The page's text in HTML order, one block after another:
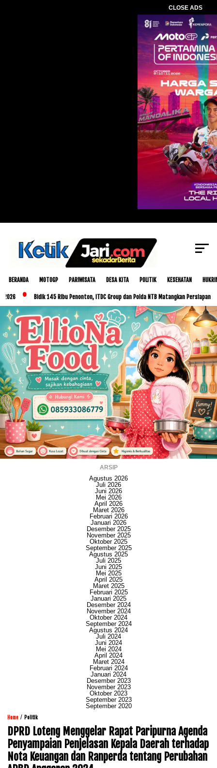
CLOSE ADS
BERANDA MOTOGP PARIWISATA DESA KITA POLITIK KESEHATAN
Bidik 145 Ribu Penonton, ITDC Group dan Polda NTB Matangkan Persiapan MotoGP
ARSIP
Agustus 2026
Juli 2026
Juni 2026
Mei 2026
April 2026
Maret 2026
Februari 2026
Januari 2026
Desember 2025
November 2025
Oktober 2025
September 2025
Agustus 2025
Juli 2025
Juni 2025
Mei 2025
April 2025
Maret 2025
Februari 2025
Januari 2025
Desember 2024
November 2024
Oktober 2024
September 2024
Agustus 2024
Juli 2024
Juni 2024
Mei 2024
April 2024
Maret 2024
Februari 2024
Januari 2024
Desember 2023
November 2023
Oktober 2023
September 2023
September 2020
Home / Politik
DPRD Loteng Menggelar Rapat Paripurna Agenda
Penyampaian Penjelasan Kepala Daerah terhadap
Nota Keuangan dan Ranperda tentang Perubahan